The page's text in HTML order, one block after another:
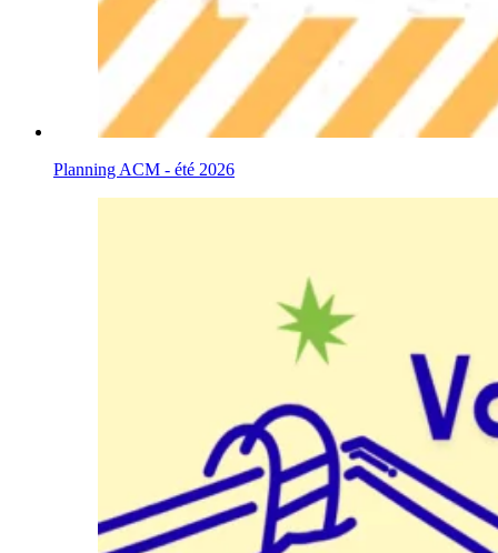
Planning ACM - été 2026